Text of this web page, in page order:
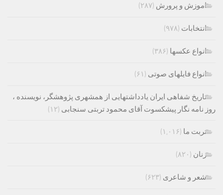
اموزش و پرورش (۲۸۷)
انتخابات (۹۷۸)
انواع عکسها (۳۸۶)
انواع فایلهای صوتی (۶۱)
تاریخ شفاهی ایران یادداشتهایی از همشهری پژوهشگر، نویسنده ،
روز نامه نگار پیشکسوت آقای محمود تربتی سنجابی (۱۲)
تربت ما (۱,۰۱۶)
زنان (۸۲۰)
شعر و شاعری (۶۲۳)